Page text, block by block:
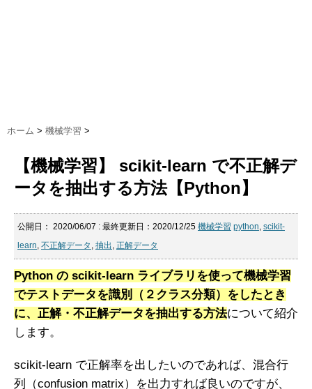
ホーム > 機械学習 >
【機械学習】 scikit-learn で不正解デ
ータを抽出する方法【Python】
公開日： 2020/06/07 : 最終更新日：2020/12/25 機械学習 python, scikit-
learn, 不正解データ , 抽出 , 正解データ
Python の scikit-learn ライブラリを使って機械学習
でテストデータを識別（２クラス分類）をしたとき
に、正解・不正解データを抽出する方法について紹介
します。
scikit-learn で正解率を出したいのであれば、混合行
列（confusion matrix）を出力すれば良いのですが、